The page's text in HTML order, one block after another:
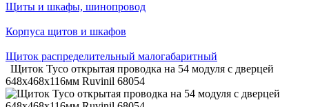
Щиты и шкафы, шинопровод
Корпуса щитов и шкафов
Щиток распределительный малогабаритный
Щиток Тусо открытая проводка на 54 модуля с дверцей
648х468х116мм Ruvinil 68054